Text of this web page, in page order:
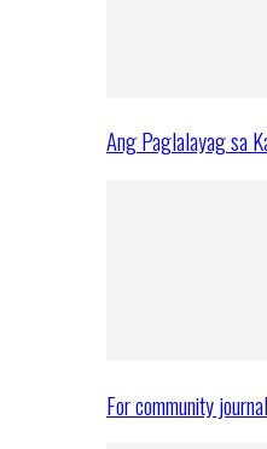
Ang Paglalayag sa
For community